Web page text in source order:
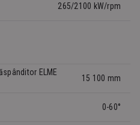
265/2100 kW/rpm
ELME
15 100 mm
0-60°